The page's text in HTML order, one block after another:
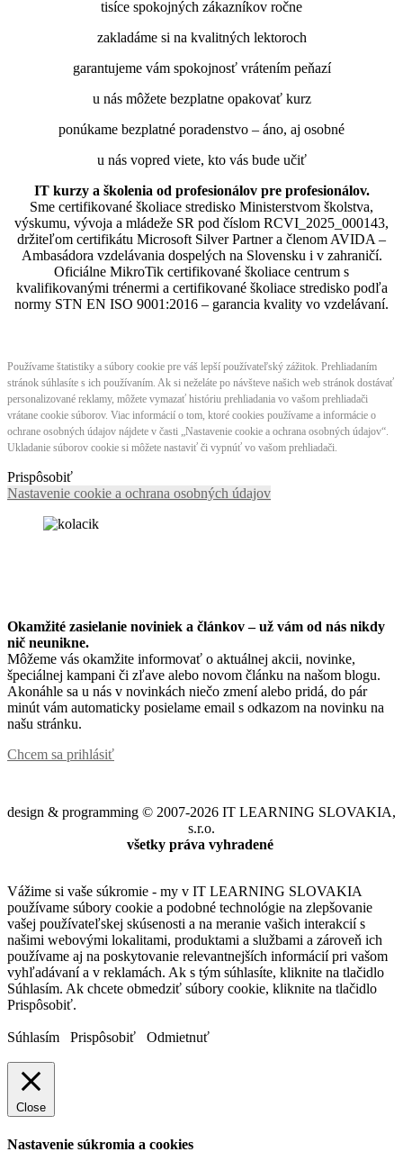
tisíce spokojných zákazníkov ročne
zakladáme si na kvalitných lektoroch
garantujeme vám spokojnosť vrátením peňazí
u nás môžete bezplatne opakovať kurz
ponúkame bezplatné poradenstvo – áno, aj osobné
u nás vopred viete, kto vás bude učiť
IT kurzy a školenia od profesionálov pre profesionálov.
Sme certifikované školiace stredisko Ministerstvom školstva,
výskumu, vývoja a mládeže SR pod číslom RCVI_2025_000143,
držiteľom certifikátu Microsoft Silver Partner a členom AVIDA –
Ambasádora vzdelávania dospelých na Slovensku i v zahraničí.​​​​​​​​​​​​​​​​
Oficiálne MikroTik certifikované školiace centrum s
kvalifikovanými trénermi ​​​​​​​​​​a certifikované školiace stredisko podľa
normy STN EN ISO 9001:2016 – garancia kvality vo vzdelávaní.
Používame štatistiky a súbory cookie pre váš lepší používateľský zážitok. Prehliadaním
stránok súhlasíte s ich používaním. Ak si neželáte po návšteve našich web stránok dostávať
personalizované reklamy, môžete vymazať históriu prehliadania vo vašom prehliadači
vrátane cookie súborov. Viac informácií o tom, ktoré cookies používame a informácie o
ochrane osobných údajov nájdete v časti „Nastavenie cookie a ochrana osobných údajov“.
Ukladanie súborov cookie si môžete nastaviť či vypnúť vo vašom prehliadači.
Prispôsobiť
Nastavenie cookie a ochrana osobných údajov
Okamžité zasielanie noviniek a článkov – už vám od nás nikdy
nič neunikne.
Môžeme vás okamžite informovať o aktuálnej akcii, novinke,
špeciálnej kampani či zľave alebo novom článku na našom blogu.
Akonáhle sa u nás v novinkách niečo zmení alebo pridá, do pár
minút vám automaticky posielame email s odkazom na novinku na
našu stránku.
Chcem sa prihlásiť
design & programming © 2007-2026 IT LEARNING SLOVAKIA,
s.r.o.
všetky práva vyhradené
Vážime si vaše súkromie - my v IT LEARNING SLOVAKIA
používame súbory cookie a podobné technológie na zlepšovanie
vašej používateľskej skúsenosti a na meranie vašich interakcií s
našimi webovými lokalitami, produktami a službami a zároveň ich
používame aj na poskytovanie relevantnejších informácií pri vašom
vyhľadávaní a v reklamách. Ak s tým súhlasíte, kliknite na tlačidlo
Súhlasím. Ak chcete obmedziť súbory cookie, kliknite na tlačidlo
Prispôsobiť.
Súhlasím Prispôsobiť Odmietnuť
Close
Nastavenie súkromia a cookies